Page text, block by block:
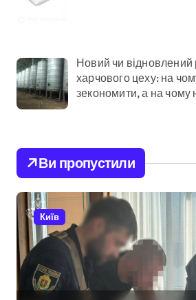
Новий чи відновлений
харчового цеху: на
зекономити, а на чому
Ви пропустили
Київ